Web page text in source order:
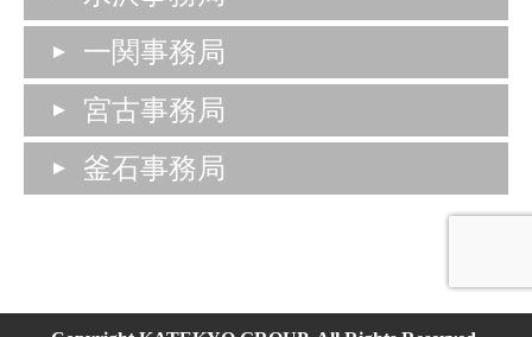
一関事務局
宮古事務局
釜石事務局